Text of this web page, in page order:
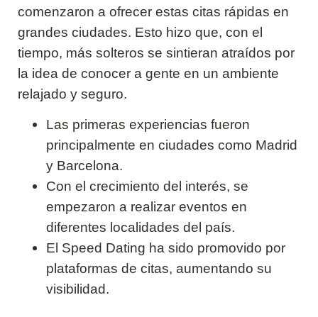
comenzaron a ofrecer estas citas rápidas en
grandes ciudades. Esto hizo que, con el
tiempo, más solteros se sintieran atraídos por
la idea de conocer a gente en un ambiente
relajado y seguro.
Las primeras experiencias fueron
principalmente en ciudades como Madrid
y Barcelona.
Con el crecimiento del interés, se
empezaron a realizar eventos en
diferentes localidades del país.
El Speed Dating ha sido promovido por
plataformas de citas, aumentando su
visibilidad.